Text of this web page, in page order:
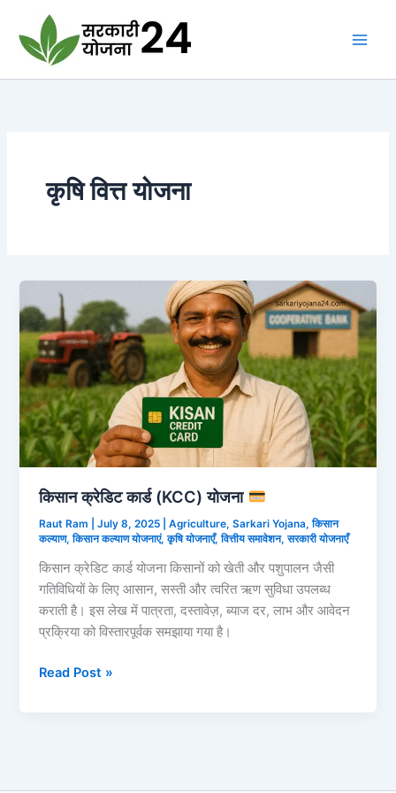
content
कृषि वित्त योजना
किसान क्रेडिट कार्ड (KCC) योजना
Raut Ram |July 8, 2025 |Agriculture,Sarkari Yojana,किसान
कल्याण,किसान कल्याण योजनाएं,कृषि योजनाएँ,वित्तीय समावेशन,सरकारी योजनाएँ
किसान क्रेडिट कार्ड योजना किसानों को खेती और पशुपालन जैसी
गतिविधियों के लिए आसान, सस्ती और त्वरित ऋण सुविधा उपलब्ध
कराती है। इस लेख में पात्रता, दस्तावेज़, ब्याज दर, लाभ और आवेदन
प्रक्रिया को विस्तारपूर्वक समझाया गया है।
किसान
Read Post »